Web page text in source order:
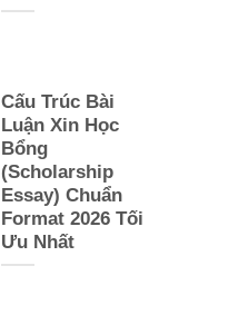
Cấu Trúc Bài
Luận Xin Học
Bổng
(Scholarship
Essay) Chuẩn
Format 2026 Tối
Ưu Nhất